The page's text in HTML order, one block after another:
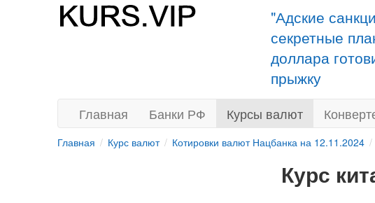
"Адские
секретные
доллара
прыжку
Главная Банки РФ Курсы валют
Главная Курс валют Котировки валют Нацбанка на 12.11.2024
Курс